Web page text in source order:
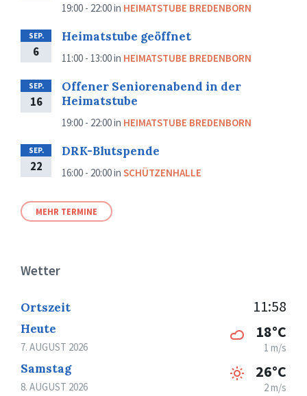
19:00 - 22:00in HEIMATSTUBE BREDENBORN
SEP.
6
Heimatstube geöffnet
11:00 - 13:00in HEIMATSTUBE BREDENBORN
SEP.
16
Offener Seniorenabend in der
Heimatstube
19:00 - 22:00in HEIMATSTUBE BREDENBORN
SEP.
22
DRK-Blutspende
16:00 - 20:00in SCHÜTZENHALLE
MEHR TERMINE
Wetter
Ortszeit 11:58
Heute
7. AUGUST 2026
18°C
1 m/s
Samstag
8. AUGUST 2026
26°C
2 m/s